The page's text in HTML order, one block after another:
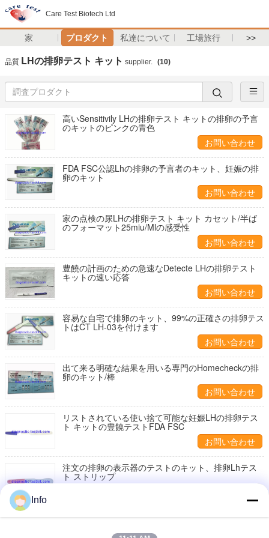
Care Test Biotech Ltd
家 プロダクト 私達について 工場旅行 >>
品質 LHの排卵テスト キット supplier. (10)
高いSensitivily LHの排卵テスト キットの排卵の予言
のキットのピンクの青色
お問い合わせ
FDA FSC公認Lhの排卵の予言者のキット、妊娠の排
卵のキット
お問い合わせ
家の点検の尿LHの排卵テスト キット カセット/半ば
のフォーマット25miu/Mlの感受性
お問い合わせ
豊饒の計画のための急速なDetecte LHの排卵テスト
キットの速い応答
お問い合わせ
容易な自宅で排卵のキット、99%の正確さの排卵テス
トはCT LH-03を付けます
お問い合わせ
出て来る明確な結果を用いる専門のHomecheckの排
卵のキット/棒
お問い合わせ
リストされている使い捨て可能な妊娠LHの排卵テス
ト キットの豊饒テストFDA FSC
お問い合わせ
注文の排卵の表示器のテストのキット、排卵Lhテス
ト ストリップ
早い印LHの排卵テスト キットの尿検体の毎日の排卵
Info